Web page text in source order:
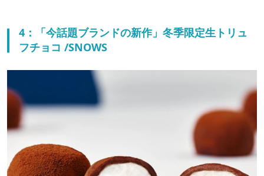
4：「今話題ブランドの新作」冬季限定生トリュ
フチョコ /SNOWS